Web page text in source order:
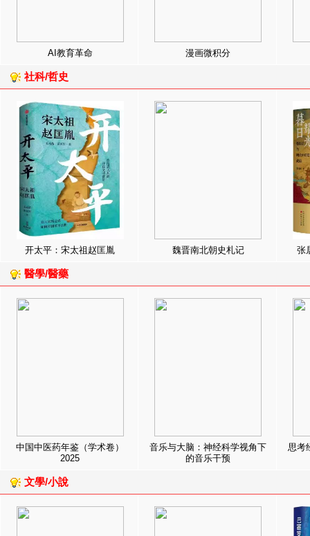
AI教育革命 漫画微积分
社科/哲史
开太平：宋太祖赵匡胤 魏晋南北朝史札记 张
醫學/醫藥
中国中医药年鉴（学术卷）
2025
音乐与大脑：神经科学视角下
的音乐干预
思考
文學/小說